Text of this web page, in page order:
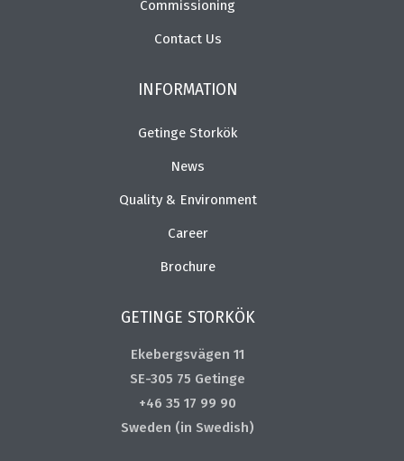
Commissioning
Contact Us
INFORMATION
Getinge Storkök
News
Quality & Environment
Career
Brochure
GETINGE STORKÖK
Ekebergsvägen 11
SE-305 75 Getinge
+46 35 17 99 90
Sweden (in Swedish)